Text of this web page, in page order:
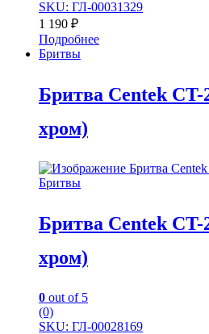
SKU: ГЛ-00031329
1 190 ₽
Подробнее
Бритвы
Бритва Centek
хром)
Бритвы
Бритва Centek
хром)
0 out of 5
(0)
SKU: ГЛ-00028169